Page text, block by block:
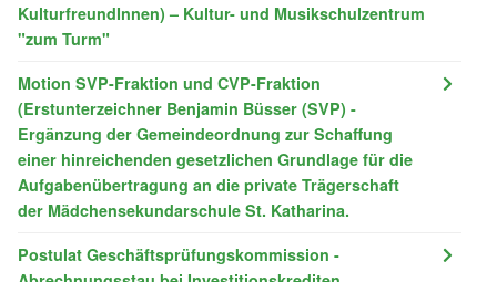
KulturfreundInnen) – Kultur- und Musikschulzentrum
"zum Turm"
Motion SVP-Fraktion und CVP-Fraktion
(Erstunterzeichner Benjamin Büsser (SVP) -
Ergänzung der Gemeindeordnung zur Schaffung
einer hinreichenden gesetzlichen Grundlage für die
Aufgabenübertragung an die private Trägerschaft
der Mädchensekundarschule St. Katharina.
Postulat Geschäftsprüfungskommission -